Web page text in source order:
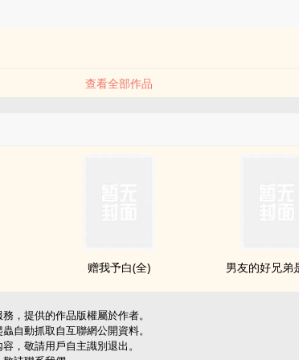
查看全部作品
赠我予白(全) 男友的好兄弟
，提供的作品版權屬於作者。
自動抓取自互聯網公開資料。
，敬請用戶自主識別退出。